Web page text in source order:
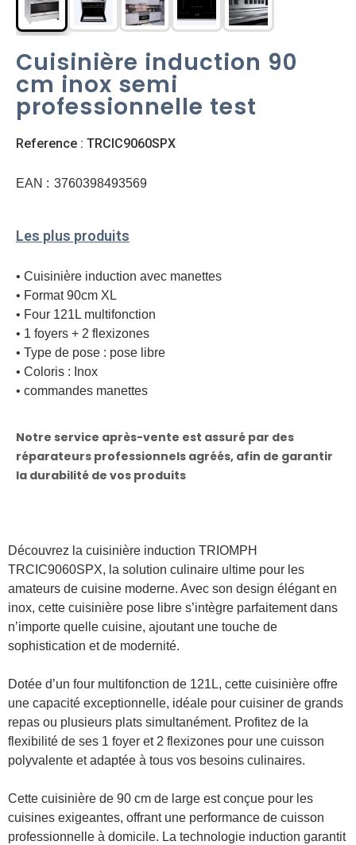
Cuisinière induction 90
cm inox semi
professionnelle test
Reference : TRCIC9060SPX
EAN : 3760398493569
Les plus produits
• Cuisinière induction avec manettes
• Format 90cm XL
• Four 121L multifonction
• 1 foyers + 2 flexizones
• Type de pose : pose libre
• Coloris : Inox
• commandes manettes
Notre service après-vente est assuré par des
réparateurs professionnels agréés, afin de garantir
la durabilité de vos produits
Découvrez la cuisinière induction TRIOMPH
TRCIC9060SPX, la solution culinaire ultime pour les
amateurs de cuisine moderne. Avec son design élégant en
inox, cette cuisinière pose libre s’intègre parfaitement dans
n’importe quelle cuisine, ajoutant une touche de
sophistication et de modernité.
Dotée d’un four multifonction de 121L, cette cuisinière offre
une capacité exceptionnelle, idéale pour cuisiner de grands
repas ou plusieurs plats simultanément. Profitez de la
flexibilité de ses 1 foyer et 2 flexizones pour une cuisson
polyvalente et adaptée à tous vos besoins culinaires.
Cette cuisinière de 90 cm de large est conçue pour les
cuisines exigeantes, offrant une performance de cuisson
professionnelle à domicile. La technologie induction garantit